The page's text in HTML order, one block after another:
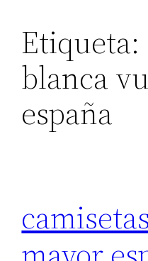
Etiqueta:
blanca
españa